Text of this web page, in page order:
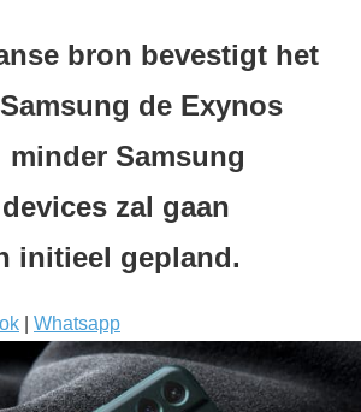
bron bevestigt het
de Exynos
minder Samsung
zal gaan
initieel gepland.
Whatsapp